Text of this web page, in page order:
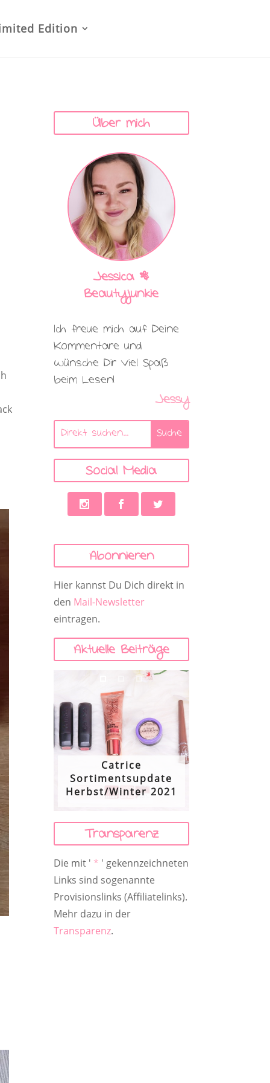
Edition
Über mich
Jessica |
Beautyjunkie
Ich freue mich auf Deine
Kommentare und
wünsche Dir viel Spaß
beim Lesen!
Jessy
Social Media
Abonnieren
Hier kannst Du Dich direkt in
den Mail-Newsletter
eintragen.
Aktuelle Beiträge
Catrice
Sortimentsupdate
Herbst/Winter 2021
Transparenz
Die mit ' * ' gekennzeichneten
Links sind sogenannte
Provisionslinks (Affiliatelinks).
Mehr dazu in der
Transparenz.